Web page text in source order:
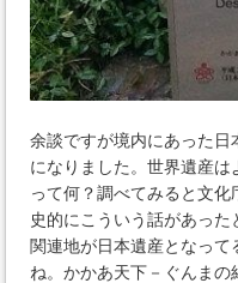
余談ですが境内にあった
になりました。世界遺産
って何？調べてみると文
史的にこういう話があっ
関連地が日本遺産となっ
ね。かかあ天下－ぐんまの